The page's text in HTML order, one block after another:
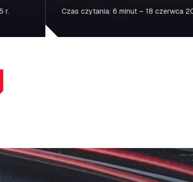
r. Czas czytania: 6 minut – 18 czerwca